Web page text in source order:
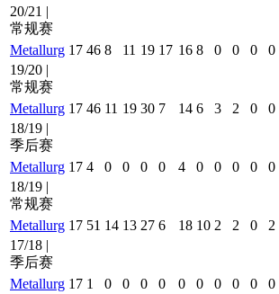
20/21 |
常规赛
Metallurg 17 46 8 11 19 17 16 8 0 0 0 0
19/20 |
常规赛
Metallurg 17 46 11 19 30 7 14 6 3 2 0 0
18/19 |
季后赛
Metallurg 17 4 0 0 0 0 4 0 0 0 0 0
18/19 |
常规赛
Metallurg 17 51 14 13 27 6 18 10 2 2 0 2
17/18 |
季后赛
Metallurg 17 1 0 0 0 0 0 0 0 0 0 0